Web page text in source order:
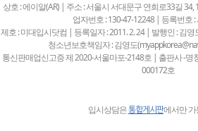
상호 : 에이알(AR) | 주소 : 서울시 서대문구 연희로33길
업자번호 : 130-47-12248 | 등록번호 :
제호 : 미대입시닷컴 | 등록일자 : 2011. 2. 24 | 발행인 : 김
청소년보호책임자 : 김영도
통신판매업신고증 제 2020-서울마포-2148호 | 출판사 -명
000172호
입시상담은통합게시판에서만